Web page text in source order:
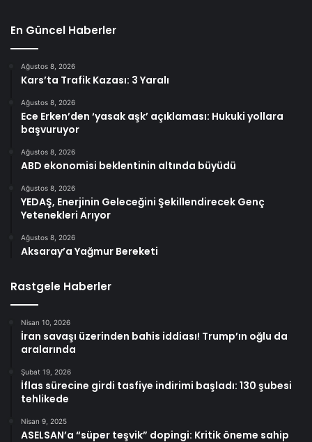
En Güncel Haberler
Ağustos 8, 2026
Kars’ta Trafik Kazası: 3 Yaralı
Ağustos 8, 2026
Ece Erken’den ‘yasak aşk’ açıklaması: Hukuki yollara
başvuruyor
Ağustos 8, 2026
ABD ekonomisi beklentinin altında büyüdü
Ağustos 8, 2026
YEDAŞ, Enerjinin Geleceğini Şekillendirecek Genç
Yetenekleri Arıyor
Ağustos 8, 2026
Aksaray’a Yağmur Bereketi
Rastgele Haberler
Nisan 10, 2026
İran savaşı üzerinden bahis iddiası! Trump’ın oğlu da
aralarında
Şubat 19, 2026
İflas sürecine girdi tasfiye indirimi başladı: 130 şubesi
tehlikede
Nisan 9, 2025
ASELSAN’a “süper teşvik” dopingi: Kritik öneme sahip